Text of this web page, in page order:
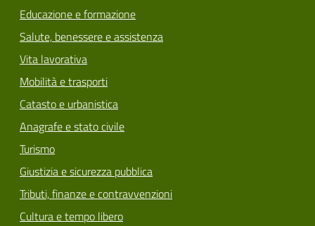
Educazione e formazione
Salute, benessere e assistenza
Vita lavorativa
Mobilità e trasporti
Catasto e urbanistica
Anagrafe e stato civile
Turismo
Giustizia e sicurezza pubblica
Tributi, finanze e contravvenzioni
Cultura e tempo libero